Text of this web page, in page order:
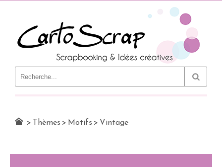
> Thèmes > Motifs > Vintage